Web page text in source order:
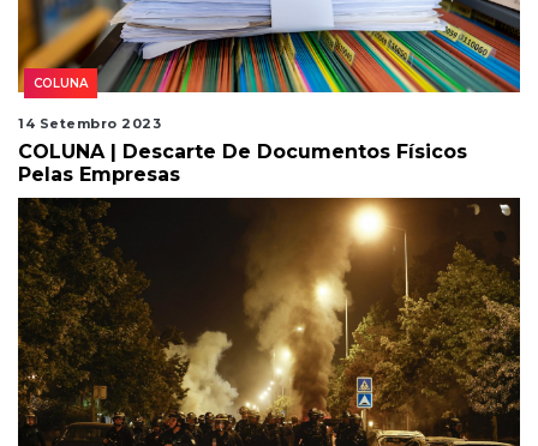
COLUNA
14 Setembro 2023
COLUNA | Descarte De Documentos Físicos
Pelas Empresas